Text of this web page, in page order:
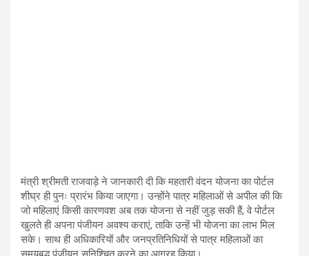
मंत्री श्रीमती राजवाड़े ने जानकारी दी कि महतारी वंदन योजना का पोर्टल
शीघ्र ही पुनः प्रारंभ किया जाएगा। उन्होंने पात्र महिलाओं से अपील की कि
जो महिलाएं किसी कारणवश अब तक योजना से नहीं जुड़ सकी हैं, वे पोर्टल
खुलते ही अपना पंजीयन अवश्य कराएं, ताकि उन्हें भी योजना का लाभ मिल
सके। साथ ही अधिकारियों और जनप्रतिनिधियों से पात्र महिलाओं का